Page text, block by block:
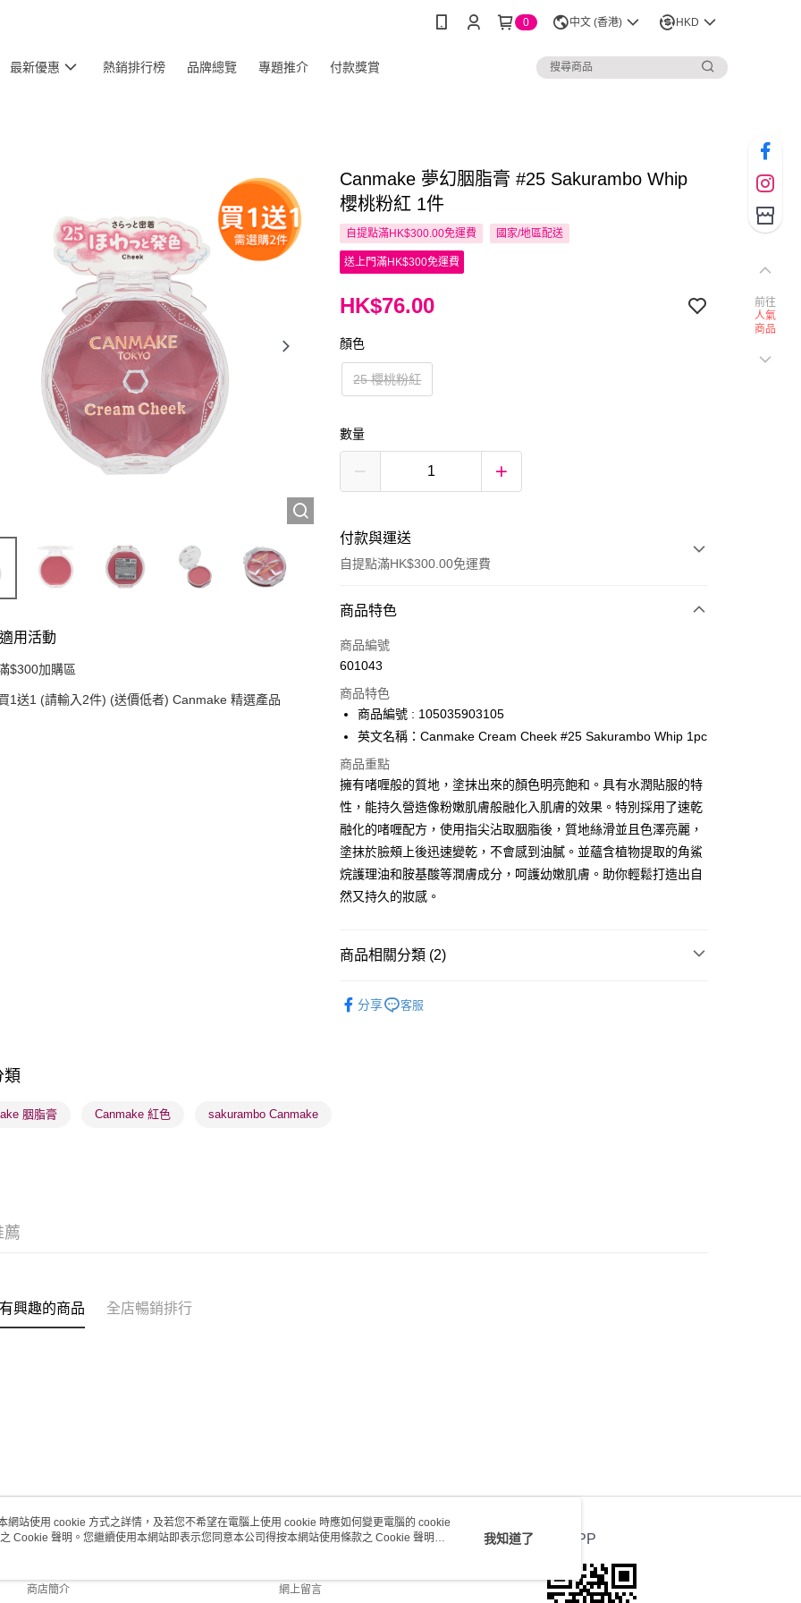
0 中文 (香港) HKD
最新優惠 熱銷排行榜 品牌總覽 專題推介 付款獎賞
用活動
$300加購區
1送1 (請輸入2件) (送價低者) Canmake 精選產品
Canmake 夢幻胭脂膏 #25 Sakurambo Whip
櫻桃粉紅 1件
自提點滿HK$300.00免運費 國家/地區配送
送上門滿HK$300免運費
HK$76.00
顏色
25 櫻桃粉紅
數量
付款與運送
自提點滿HK$300.00免運費
付款方式
信用卡
AlipayHK
PayMe
WeChat Pay
BoC Pay
送貨方式
順豐自助櫃 - 確認發貨後1-3個工作天送達
順豐站及營業點 - 確認發貨後1-3個工作天送達
確認發貨後1-3 工作天送達，訂單將隨機分配至SF順豐速運或京東
商品特色
商品編號
601043
商品特色
商品編號 : 105035903105
英文名稱：Canmake Cream Cheek #25 Sakurambo Whip 1pc
商品重點
擁有啫喱般的質地，塗抹出來的顏色明亮飽和。具有水潤貼服的特
性，能持久營造像粉嫩肌膚般融化入肌膚的效果。特別採用了速乾
融化的啫喱配方，使用指尖沾取胭脂後，質地絲滑並且色澤亮麗，
塗抹於臉頰上後迅速變乾，不會感到油膩。並蘊含植物提取的角鯊
烷護理油和胺基酸等潤膚成分，呵護幼嫩肌膚。助你輕鬆打造出自
然又持久的妝感。
商品相關分類 (2)
分享 客服
類
胭脂膏 Canmake 紅色 sakurambo Canmake
薦
興趣的商品 全店暢銷排行
關於我們
商店簡介
客戶服務
網上留言
官方APP
前往
人氣
商品
網站使用 cookie 方式之詳情，及若您不希望在電腦上使用 cookie 時應如何變更電腦的 cookie
之 Cookie 聲明。您繼續使用本網站即表示您同意本公司得按本網站使用條款之 Cookie 聲明使
我知道了